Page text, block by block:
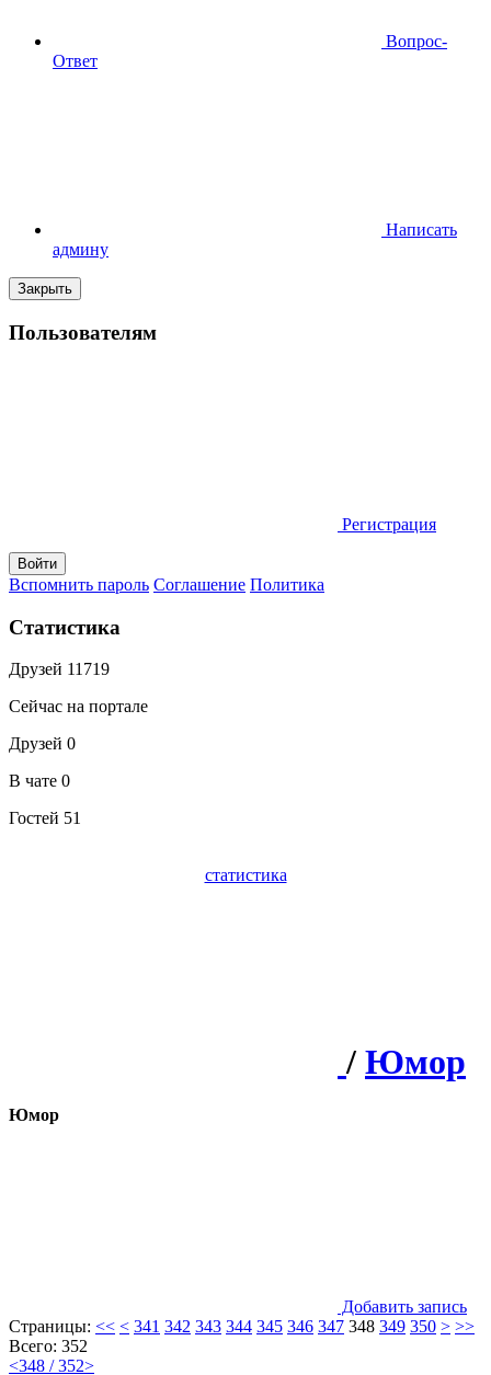
Вопрос-
Ответ
Написать
админу
Закрыть
Пользователям
Регистрация
Вспомнить пароль Соглашение Политика
Статистика
Друзей 11719
Сейчас на портале
Друзей 0
В чате 0
Гостей 51
статистика
/ Юмор
Юмор
Добавить запись
Страницы: << < 341 342 343 344 345 346 347 348 349 350 > >>
Всего: 352
<348 / 352>